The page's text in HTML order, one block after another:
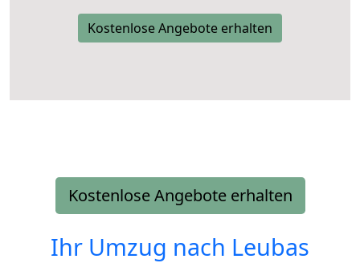
Kostenlose Angebote erhalten
Kostenlose Angebote erhalten
Ihr Umzug nach Leubas